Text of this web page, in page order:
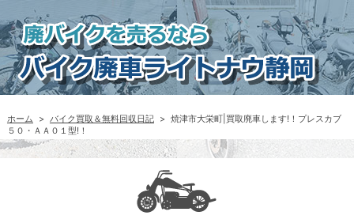
ホーム > バイク買取＆無料回収日記 > 焼津市大栄町|買取廃車します!！プレスカブ
５０・ＡＡ０１型!！